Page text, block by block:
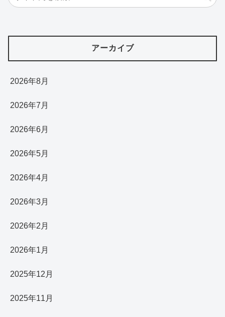
アーカイブ
2026年8月
2026年7月
2026年6月
2026年5月
2026年4月
2026年3月
2026年2月
2026年1月
2025年12月
2025年11月